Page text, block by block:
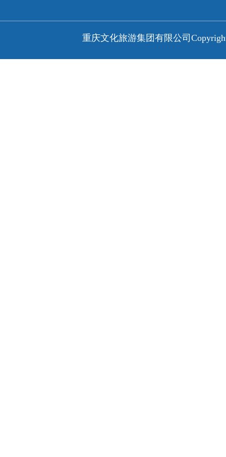
重庆文化旅游集团有限公司